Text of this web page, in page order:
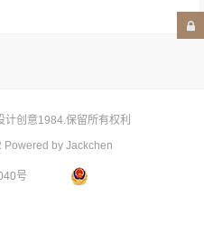
计创意1984.保留所有权利
Powered by Jackchen
号